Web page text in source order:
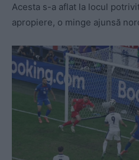
Acesta s-a aflat la locul
apropiere, o minge ajunsă